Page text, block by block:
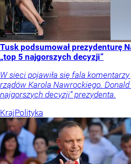
Tusk podsumował prezydenturę
„top 5 najgorszych decyzji”
W sieci pojawiła się fala
rządów Karola Nawrockiego. Donald
najgorszych decyzji” prezydenta.
KrajPolityka